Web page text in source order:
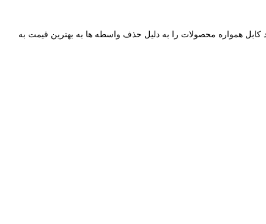
کابل همواره محصولات را به دلیل حذف واسطه ها به بهترین قیمت به